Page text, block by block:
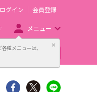
種メニューは、
閉じる
ログイン 会員登録
メニュー
向け販売サービス
シェア Twitter